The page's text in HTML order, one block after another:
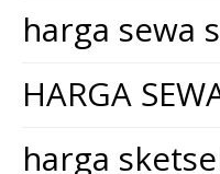
harga sewa
HARGA
harga